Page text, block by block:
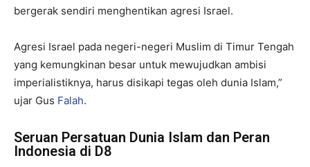
bergerak sendiri menghentikan agresi Israel.
Agresi Israel pada negeri-negeri Muslim di Timur Tengah
yang kemungkinan besar untuk mewujudkan ambisi
imperialistiknya, harus disikapi tegas oleh dunia Islam,”
ujar Gus Falah.
Seruan Persatuan Dunia Islam dan Peran
Indonesia di D8